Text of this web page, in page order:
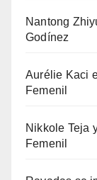
Nantong
Godínez
Aurélie Kaci
Femenil
Nikkole Teja
Femenil